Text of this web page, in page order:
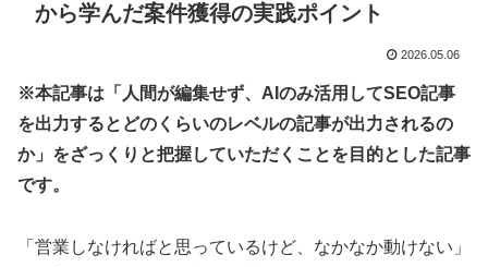
から学んだ案件獲得の実践ポイント
2026.05.06
※本記事は「人間が編集せず、AIのみ活用してSEO記事
を出力するとどのくらいのレベルの記事が出力されるの
か」をざっくりと把握していただくことを目的とした記事
です。
「営業しなければと思っているけど、なかなか動けない」